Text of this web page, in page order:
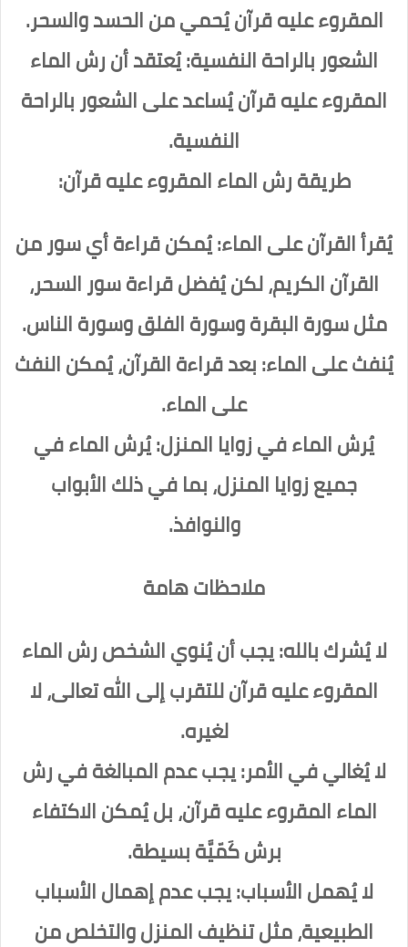
المقروء عليه قرآن يُحمي من الحسد والسحر.
الشعور بالراحة النفسية: يُعتقد أن رش الماء
المقروء عليه قرآن يُساعد على الشعور بالراحة
النفسية.
طريقة رش الماء المقروء عليه قرآن:
يُقرأ القرآن على الماء: يُمكن قراءة أي سور من
القرآن الكريم، لكن يُفضل قراءة سور السحر،
مثل سورة البقرة وسورة الفلق وسورة الناس.
يُنفث على الماء: بعد قراءة القرآن، يُمكن النفث
على الماء.
يُرش الماء في زوايا المنزل: يُرش الماء في
جميع زوايا المنزل، بما في ذلك الأبواب
والنوافذ.
ملاحظات هامة
لا يُشرك بالله: يجب أن يُنوي الشخص رش الماء
المقروء عليه قرآن للتقرب إلى الله تعالى، لا
لغيره.
لا يُغالي في الأمر: يجب عدم المبالغة في رش
الماء المقروء عليه قرآن، بل يُمكن الاكتفاء
برش كَمّيَّة بسيطة.
لا يُهمل الأسباب: يجب عدم إهمال الأسباب
الطبيعية، مثل تنظيف المنزل والتخلص من